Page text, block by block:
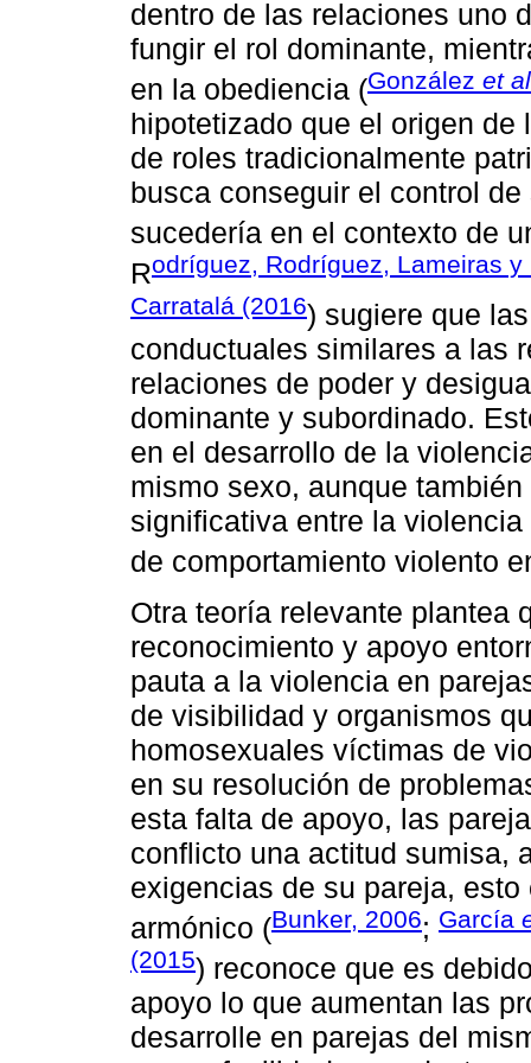
dentro de las relaciones uno
fungir el rol dominante,
en la obediencia (González et al
hipotetizado que el origen
de roles tradicionalmente
busca conseguir el control
sucedería en el contexto de
Rodríguez, Rodríguez, Lameiras y
Carratalá (2016) sugiere que
conductuales similares a las
relaciones de poder y
dominante y subordinado.
en el desarrollo de la
mismo sexo, aunque
significativa entre la
de comportamiento violento
Otra teoría relevante plantea
reconocimiento y apoyo
pauta a la violencia en
de visibilidad y organismos
homosexuales víctimas de
en su resolución de
esta falta de apoyo, las
conflicto una actitud sumisa,
exigencias de su pareja,
armónico (Bunker, 2006; García
(2015) reconoce que es
apoyo lo que aumentan las
desarrolle en parejas del